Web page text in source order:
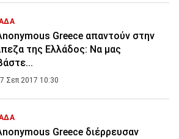
Greece απαντούν στην
της Ελλάδος: Να μας
Σεπ 2017 10:30
Greece διέρρευσαν